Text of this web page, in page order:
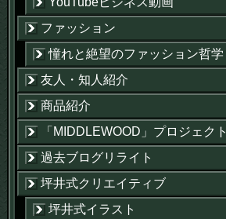
ファッション
憧れと絶望のファッション哲学
友人・知人紹介
商品紹介
「MIDDLEWOOD」プロジェクト
過去ブログリライト
坪井式クリエイティブ
坪井式イラスト